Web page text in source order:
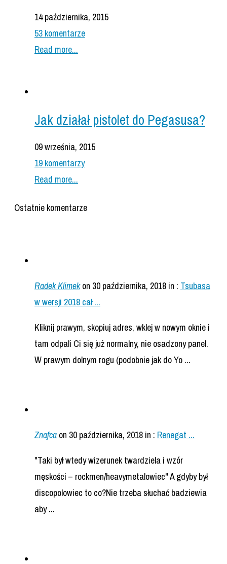
14 października, 2015
53 komentarze
Read more...
Jak działał pistolet do Pegasusa?
09 września, 2015
19 komentarzy
Read more...
Ostatnie komentarze
Radek Klimek on 30 października, 2018 in : Tsubasa
w wersji 2018 cał ...
Kliknij prawym, skopiuj adres, wklej w nowym oknie i
tam odpali Ci się już normalny, nie osadzony panel.
W prawym dolnym rogu (podobnie jak do Yo ...
Znafca on 30 października, 2018 in : Renegat ...
"Taki był wtedy wizerunek twardziela i wzór
męskości – rockmen/heavymetalowiec" A gdyby był
discopolowiec to co?Nie trzeba słuchać badziewia
aby ...